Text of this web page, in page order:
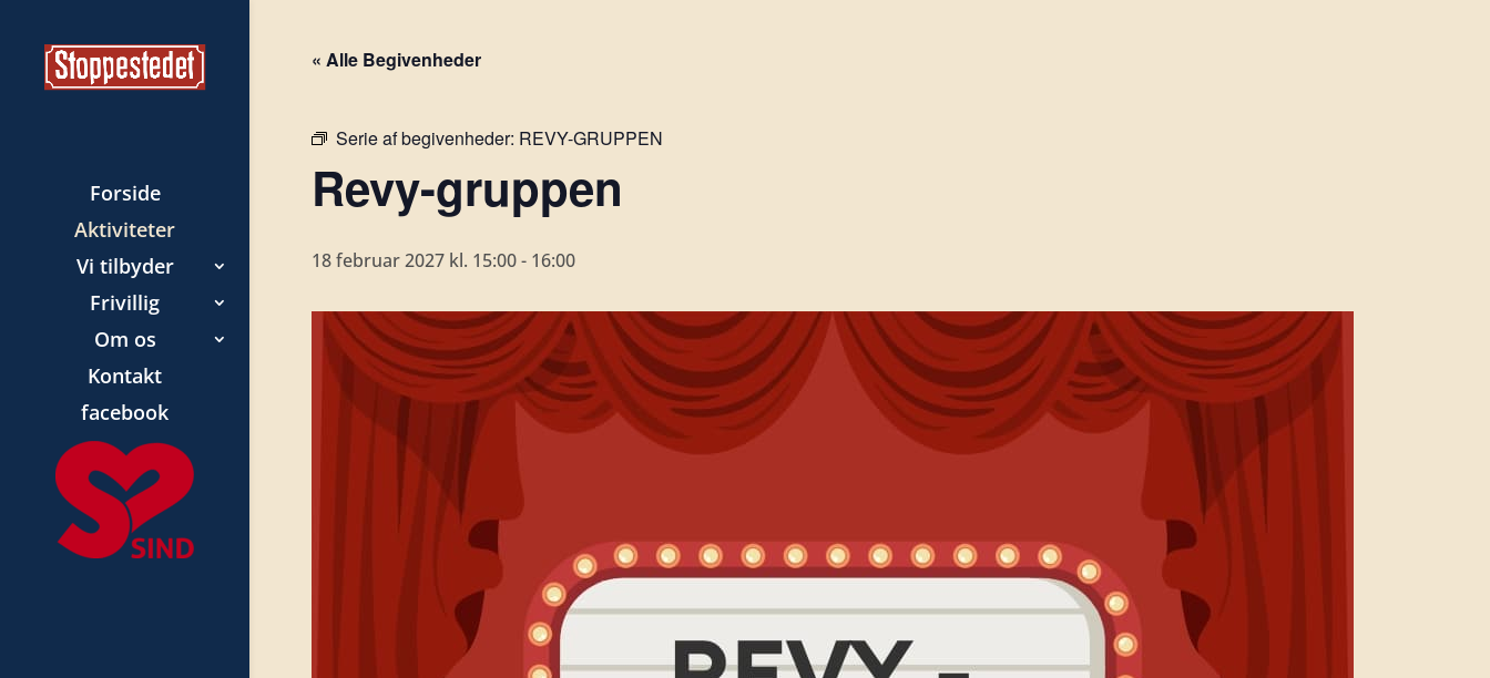
Forside
Aktiviteter
Vi tilbyder
Frivillig
Om os
Kontakt
facebook
« Alle Begivenheder
Serie af begivenheder: REVY-GRUPPEN
Revy-gruppen
18 februar 2027 kl. 15:00- 16:00